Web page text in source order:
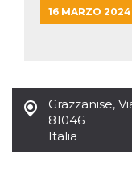
Grazzanise,
81046
Italia
16 MARZO 2024